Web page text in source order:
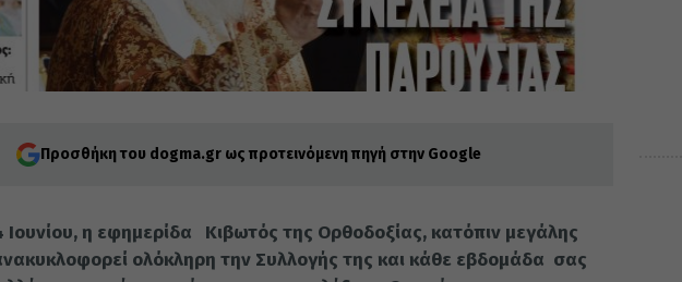
Προσθήκη του dogma.gr ως προτεινόμενη πηγή στην Google
η εφημερίδα Κιβωτός της Ορθοδοξίας, κατόπιν μεγάλης
ολόκληρη την Συλλογής της και κάθε εβδομάδα σας